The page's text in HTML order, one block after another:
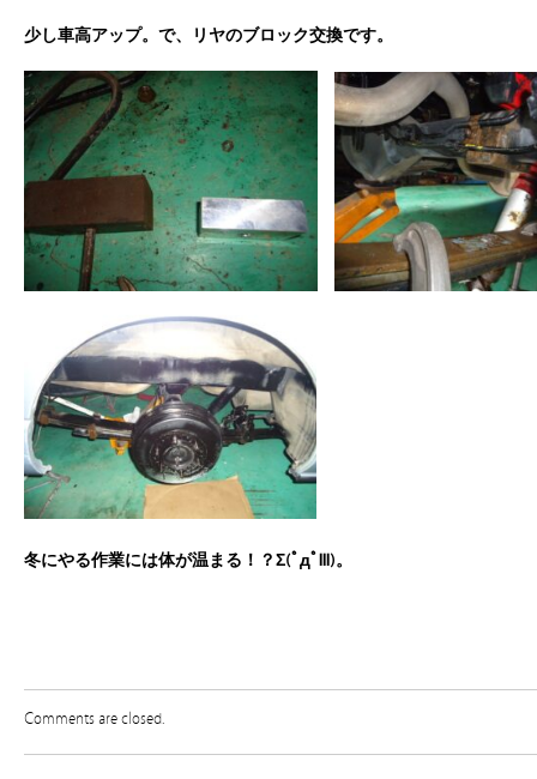
少し車高アップ。で、リヤのブロック交換です。
冬にやる作業には体が温まる！？Σ(ﾟдﾟlll)。
Comments are closed.